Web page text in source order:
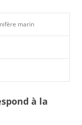
marin
à la